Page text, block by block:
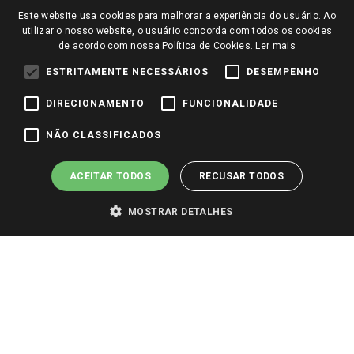
Perguntas frequentes
Trabalhe Conosco
Identidade Visual
Redes Sociais
Pagamento e Segurança
Este website usa cookies para melhorar a experiência do usuário. Ao
utilizar o nosso website, o usuário concorda com todos os cookies
de acordo com nossa Política de Cookies. Ler mais
ESTRITAMENTE NECESSÁRIOS DESEMPENHO
DIRECIONAMENTO FUNCIONALIDADE
NÃO CLASSIFICADOS
ACEITAR TODOS RECUSAR TODOS
MOSTRAR DETALHES